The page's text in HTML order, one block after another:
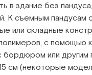
в здание без
К съемным пандусам
или складные
полимеров, с помощью
бордюром или другим
см (некоторые